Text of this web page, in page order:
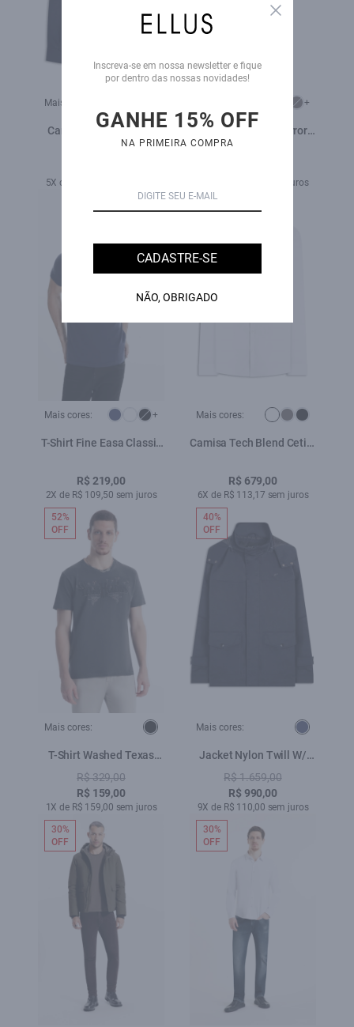
Mais cores:
Camisa Tricoline Slim
New Irish Dark Navy
5X de R$ 119,60 sem juros
+
Polo Pima Easa Mirror
Classic Verde Militar
5X de R$ 111,80 sem juros
Mais cores: +
T-Shirt Fine Easa Classic
R$ 219,00
2X de R$ 109,50 sem juros
Mais cores:
Camisa Tech Blend Cetim
R$ 679,00
6X de R$ 113,17 sem juros
Mais cores:
T-Shirt Washed Texas
Holden Preto
R$ 329,00
R$ 159,00
1X de R$ 159,00 sem juros
52%
OFF
Mais cores:
Jacket Nylon Twill W/
Hood Dark Navy
R$ 1.659,00
R$ 990,00
9X de R$ 110,00 sem juros
40%
OFF
30%
OFF
30%
OFF
Close
Inscreva-se em nossa newsletter e fique
por dentro das nossas novidades!
GANHE 15% OFF
NA PRIMEIRA COMPRA
CADASTRE-SE
NÃO, OBRIGADO